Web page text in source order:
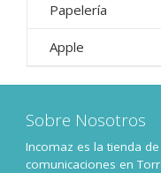
Papelería
Apple
Sobre Nosotros
Incomaz es la tienda
comunicaciones en